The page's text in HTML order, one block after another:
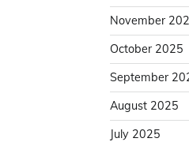
November
October 2025
September
August 2025
July 2025